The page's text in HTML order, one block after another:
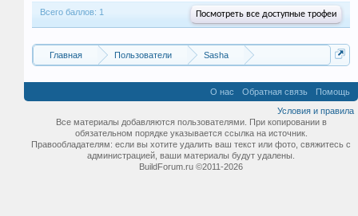
Всего баллов: 1 Посмотреть все доступные трофеи
Главная Пользователи Sasha
О нас Обратная связь
Помощь
Условия и правила
Все материалы добавляются пользователями. При копировании в
обязательном порядке указывается ссылка на источник.
Правообладателям: если вы хотите удалить ваш текст или фото, свяжитесь с
администрацией, ваши материалы будут удалены.
BuildForum.ru ©2011-2026